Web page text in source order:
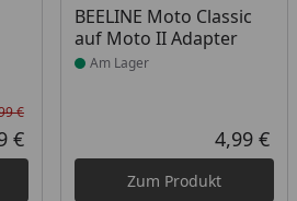
Rabatt in Prozent
Ursprünglicher Preis
€
Aktueller Preis
€
BEELINE Moto Classic
auf Moto II Adapter
Produkt am Lager
Am Lager
4,99 €
Zum Produkt